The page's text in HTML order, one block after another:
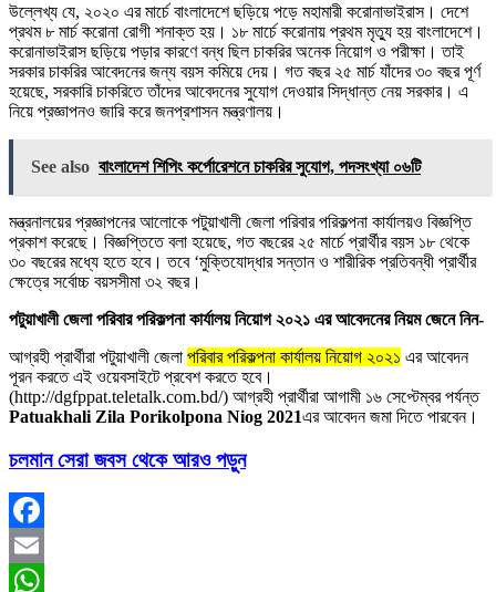
উল্লেখ্য যে, ২০২০ এর মার্চে বাংলাদেশে ছড়িয়ে পড়ে মহামারী করোনাভাইরাস। দেশে
প্রথম ৮ মার্চ করোনা রোগী শনাক্ত হয়। ১৮ মার্চে করোনায় প্রথম মৃত্যু হয় বাংলাদেশে।
করোনাভাইরাস ছড়িয়ে পড়ার কারণে বন্ধ ছিল চাকরির অনেক নিয়োগ ও পরীক্ষা। তাই
সরকার চাকরির আবেদনের জন্য বয়স কমিয়ে দেয়। গত বছর ২৫ মার্চ যাঁদের ৩০ বছর পূর্ণ
হয়েছে, সরকারি চাকরিতে তাঁদের আবেদনের সুযোগ দেওয়ার সিদ্ধান্ত নেয় সরকার। এ
নিয়ে প্রজ্ঞাপনও জারি করে জনপ্রশাসন মন্ত্রণালয়।
See also বাংলাদেশ শিপিং কর্পোরেশনে চাকরির সুযোগ, পদসংখ্যা ০৬টি
মন্ত্রনালয়ের প্রজ্ঞাপনের আলোকে পটুয়াখালী জেলা পরিবার পরিকল্পনা কার্যালয়ও বিজ্ঞপ্তি
প্রকাশ করেছে। বিজ্ঞপ্তিতে বলা হয়েছে, গত বছরের ২৫ মার্চে প্রার্থীর বয়স ১৮ থেকে
৩০ বছরের মধ্যে হতে হবে। তবে ‘মুক্তিযোদ্ধার সন্তান ও শারীরিক প্রতিবন্ধী প্রার্থীর
ক্ষেত্রে সর্বোচ্চ বয়সসীমা ৩২ বছর।
পটুয়াখালী জেলা পরিবার পরিকল্পনা কার্যালয় নিয়োগ ২০২১ এর আবেদনের নিয়ম জেনে নিন-
আগ্রহী প্রার্থীরা পটুয়াখালী জেলা পরিবার পরিকল্পনা কার্যালয় নিয়োগ ২০২১ এর আবেদন
পূরন করতে এই ওয়েবসাইটে প্রবেশ করতে হবে।
(http://dgfppat.teletalk.com.bd/) আগ্রহী প্রার্থীরা আগামী ১৬ সেপ্টেম্বর পর্যন্ত
Patuakhali Zila Porikolpona Niog 2021এর আবেদন জমা দিতে পারবেন।
চলমান সেরা জবস থেকে আরও পড়ুন
Facebook
Email